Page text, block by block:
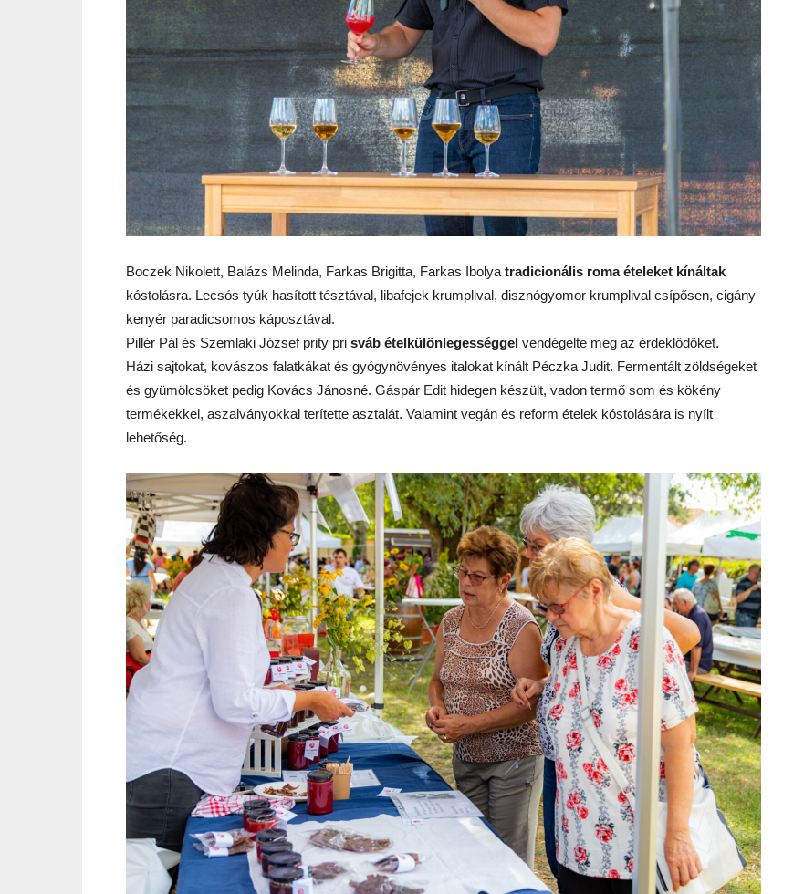
Boczek Nikolett, Balázs Melinda, Farkas Brigitta, Farkas Ibolya tradicionális roma ételeket kínáltak
kóstolásra. Lecsós tyúk hasított tésztával, libafejek krumplival, disznógyomor krumplival csípősen, cigány
kenyér paradicsomos káposztával.
Pillér Pál és Szemlaki József prity pri sváb ételkülönlegességgel vendégelte meg az érdeklődőket.
Házi sajtokat, kovászos falatkákat és gyógynövényes italokat kínált Péczka Judit. Fermentált zöldségeket
és gyümölcsöket pedig Kovács Jánosné. Gáspár Edit hidegen készült, vadon termő som és kökény
termékekkel, aszalványokkal terítette asztalát. Valamint vegán és reform ételek kóstolására is nyílt
lehetőség.